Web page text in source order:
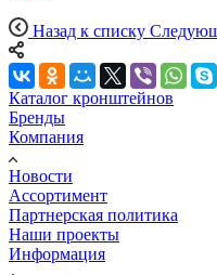
Назад к списку
Каталог кронштейнов
Бренды
Компания
Новости
Ассортимент
Партнерская политика
Наши проекты
Информация